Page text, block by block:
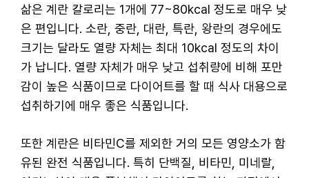
삶은 계란 칼로리는 1개에 77~80kcal 정도로 매우 낮
은 편입니다. 소란, 중란, 대란, 특란, 왕란의 경우에도
크기는 달라도 열량 자체는 최대 10kcal 정도의 차이
가 납니다. 열량 자체가 매우 낮고 섭취량에 비해 포만
감이 높은 식품이므로 다이어트를 할 때 식사 대용으로
섭취하기에 매우 좋은 식품입니다.
또한 계란은 비타민C를 제외한 거의 모든 영양소가 함
유된 완전 식품입니다. 특히 단백질, 비타민, 미네랄,